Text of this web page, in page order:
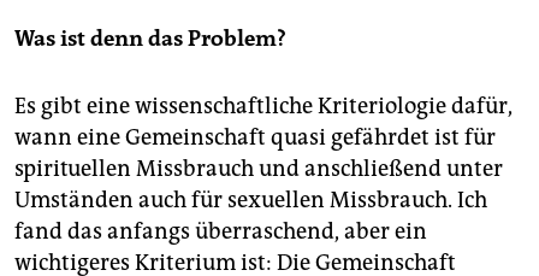
Was ist denn das Problem?
Es gibt eine wissenschaftliche Kriteriologie dafür,
wann eine Gemeinschaft quasi gefährdet ist für
spirituellen Missbrauch und anschließend unter
Umständen auch für sexuellen Missbrauch. Ich
fand das anfangs überraschend, aber ein
wichtigeres Kriterium ist: Die Gemeinschaft